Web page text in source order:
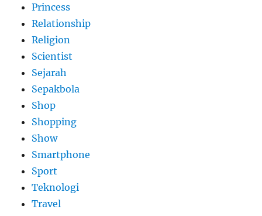
Princess
Relationship
Religion
Scientist
Sejarah
Sepakbola
Shop
Shopping
Show
Smartphone
Sport
Teknologi
Travel